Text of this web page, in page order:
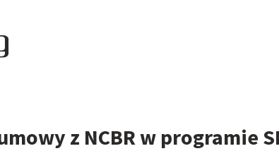
z NCBR w programie